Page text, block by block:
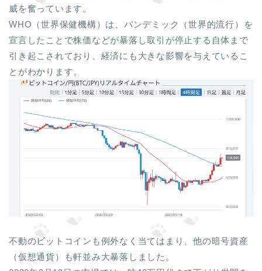
威を奮っています。
WHO（世界保健機構）は、パンデミック（世界的流行）を
宣言したことで株価などが暴落し取引が停止する自体まで
引き起こされており、経済にも大きな影響を与えているこ
とがわかります。
不動のビットコインも例外なく当てはまり、他の暗号資産
（仮想通貨）も軒並み大暴落しました。